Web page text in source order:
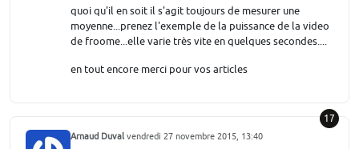
quoi qu'il en soit il s'agit toujours de mesurer une
moyenne...prenez l'exemple de la puissance de la video
de froome...elle varie très vite en quelques secondes....
en tout encore merci pour vos articles
17
Arnaud Duval vendredi 27 novembre 2015, 13:40